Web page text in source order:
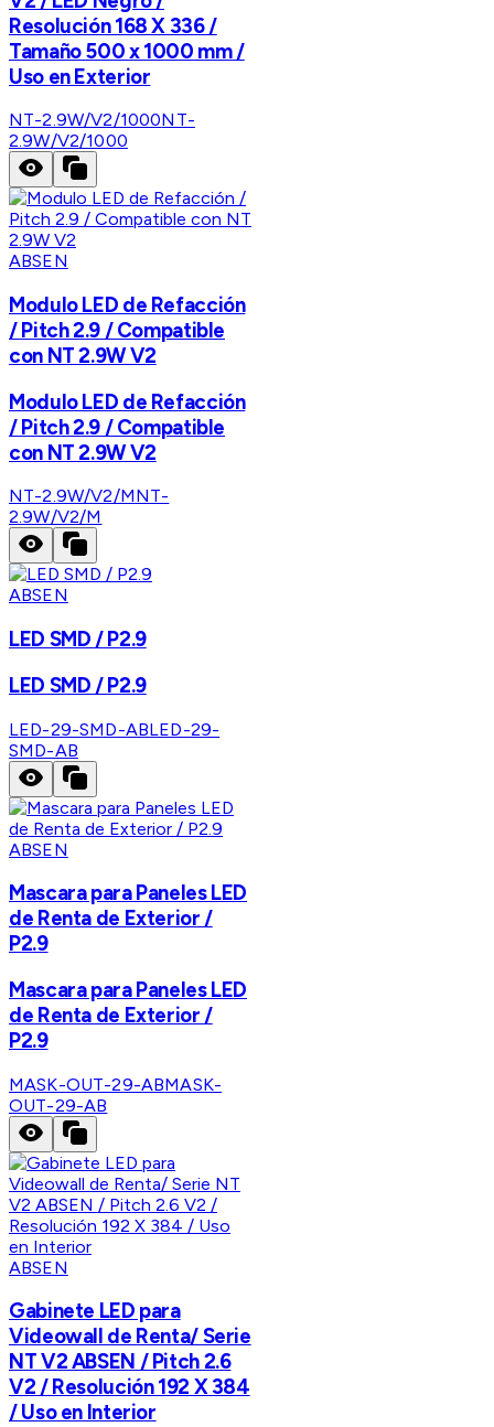
Resolución 168 X 336 /
Tamaño 500 x 1000 mm /
Uso en Exterior
NT-2.9W/V2/1000NT-
2.9W/V2/1000
ABSEN
Modulo LED de Refacción
/ Pitch 2.9 / Compatible
con NT 2.9W V2
Modulo LED de Refacción
/ Pitch 2.9 / Compatible
con NT 2.9W V2
NT-2.9W/V2/MNT-
2.9W/V2/M
ABSEN
LED SMD / P2.9
LED SMD / P2.9
LED-29-SMD-ABLED-29-
SMD-AB
ABSEN
Mascara para Paneles LED
de Renta de Exterior /
P2.9
Mascara para Paneles LED
de Renta de Exterior /
P2.9
MASK-OUT-29-ABMASK-
OUT-29-AB
ABSEN
Gabinete LED para
Videowall de Renta/ Serie
NT V2 ABSEN / Pitch 2.6
V2 / Resolución 192 X 384
/ Uso en Interior